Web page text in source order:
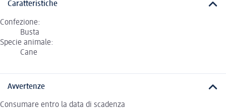
Caratteristiche
Confezione:
Busta
Specie animale:
Cane
Avvertenze
Consumare entro la data di scadenza